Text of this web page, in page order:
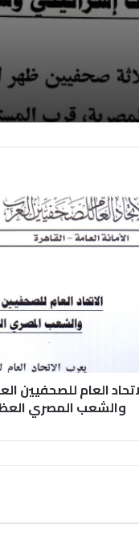
العام للصحفيين
والشعب المصري